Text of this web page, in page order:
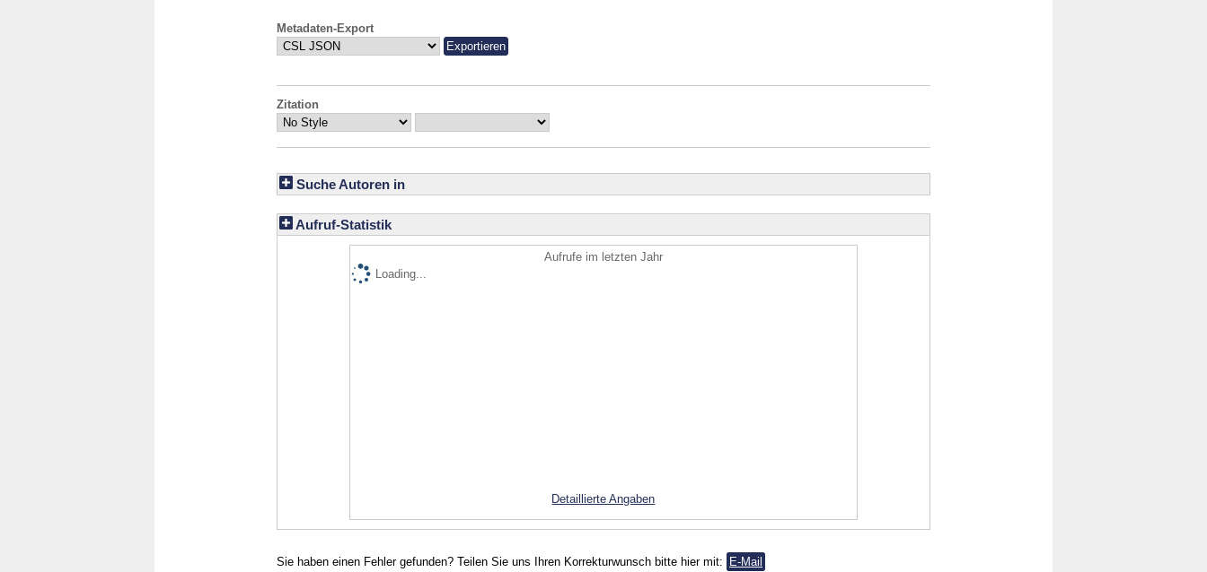
Metadaten-Export
Zitation
Suche Autoren in
Aufruf-Statistik
Aufrufe im letzten Jahr
Loading...
Detaillierte Angaben
Sie haben einen Fehler gefunden? Teilen Sie uns Ihren Korrekturwunsch bitte hier mit: E-Mail